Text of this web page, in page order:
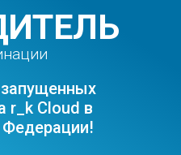
r_k Cloud в